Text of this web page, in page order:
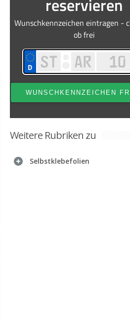
Weitere Rubriken zu
Selbstklebefolien